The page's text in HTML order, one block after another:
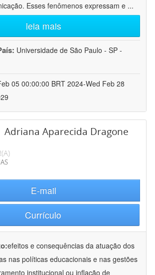
Esses fenômenos expressam e ...
leia mais
Universidade de São Paulo - SP -
05 00:00:00 BRT 2024-Wed Feb 28
Adriana Aparecida Dragone
E-mail
Currículo
efeitos e consequências da atuação dos
nas políticas educacionais e nas gestões
institucional ou inflação de